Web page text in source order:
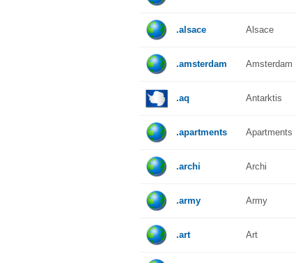
.alsace Alsace
.amsterdam Amsterdam
.aq Antarktis
.apartments Apartments
.archi Archi
.army Army
.art Art